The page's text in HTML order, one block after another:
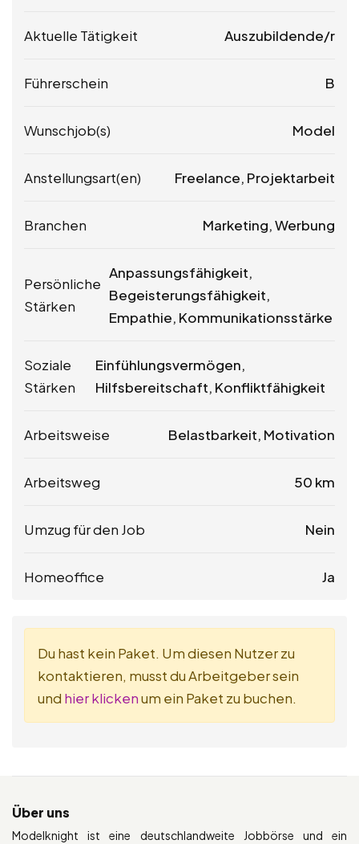
Aktuelle Tätigkeit Auszubildende/r
Führerschein B
Wunschjob(s) Model
Anstellungsart(en) Freelance, Projektarbeit
Branchen Marketing, Werbung
Persönliche
Stärken
Anpassungsfähigkeit,
Begeisterungsfähigkeit,
Empathie, Kommunikationsstärke
Soziale
Stärken
Einfühlungsvermögen,
Hilfsbereitschaft, Konfliktfähigkeit
Arbeitsweise Belastbarkeit, Motivation
Arbeitsweg 50 km
Umzug für den Job Nein
Homeoffice Ja
Du hast kein Paket. Um diesen Nutzer zu
kontaktieren, musst du Arbeitgeber sein
und hier klickenum ein Paket zu buchen.
Über uns
Modelknight ist eine deutschlandweite Jobbörse und ein